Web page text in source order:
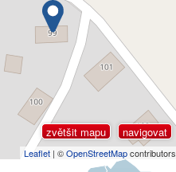
zvětšit mapu navigovat
Leaflet | ©OpenStreetMapcontributors